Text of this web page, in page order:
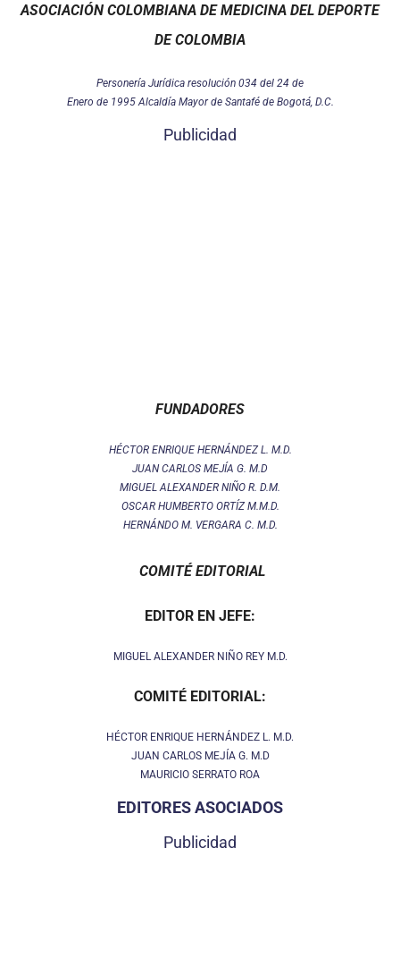
ASOCIACIÓN COLOMBIANA DE MEDICINA DEL DEPORTE
DE COLOMBIA
Personería Jurídica resolución 034 del 24 de
Enero de 1995 Alcaldía Mayor de Santafé de Bogotá, D.C.
Publicidad
FUNDADORES
HÉCTOR ENRIQUE HERNÁNDEZ L. M.D.
JUAN CARLOS MEJÍA G. M.D
MIGUEL ALEXANDER NIÑO R. D.M.
OSCAR HUMBERTO ORTÍZ M.M.D.
HERNÁNDO M. VERGARA C. M.D.
COMITÉ EDITORIAL
EDITOR EN JEFE:
MIGUEL ALEXANDER NIÑO REY M.D.
COMITÉ EDITORIAL:
HÉCTOR ENRIQUE HERNÁNDEZ L. M.D.
JUAN CARLOS MEJÍA G. M.D
MAURICIO SERRATO ROA
EDITORES ASOCIADOS
Publicidad